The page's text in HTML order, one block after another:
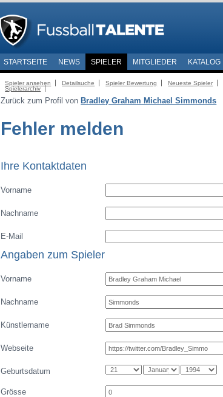
STARTSEITE NEWS SPIELER MITGLIEDER KATALOG
Spieler ansehen Detailsuche Spieler Bewertung Neueste Spieler
Spielerarchiv
Zurück zum Profil von Bradley Graham Michael Simmonds
Fehler melden
Ihre Kontaktdaten
Vorname
Nachname
E-Mail
Angaben zum Spieler
Vorname
Nachname
Künstlername
Webseite
Geburtsdatum
Grösse